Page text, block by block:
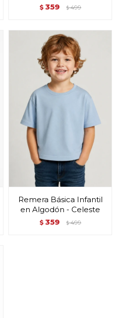
$ 359 $ 499
Remera Básica Infantil
en Algodón - Celeste
$ 359 $ 499